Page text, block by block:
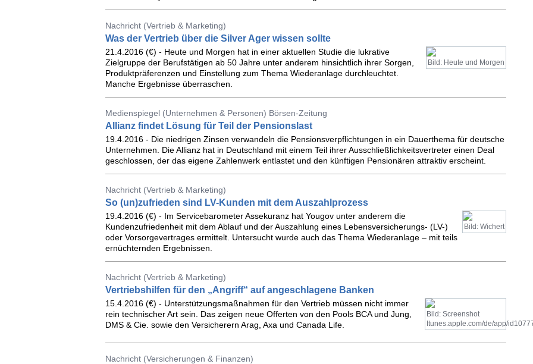
Nachricht (Vertrieb & Marketing)
Was der Vertrieb über die Silver Ager wissen sollte
Bild: Heute und Morgen
21.4.2016 (€) - Heute und Morgen hat in einer aktuellen Studie die lukrative
Zielgruppe der Berufstätigen ab 50 Jahre unter anderem hinsichtlich ihrer Sorgen,
Produktpräferenzen und Einstellung zum Thema Wiederanlage durchleuchtet.
Manche Ergebnisse überraschen.
Medienspiegel (Unternehmen & Personen) Börsen-Zeitung
Allianz findet Lösung für Teil der Pensionslast
19.4.2016 - Die niedrigen Zinsen verwandeln die Pensionsverpflichtungen in ein Dauerthema für deutsche
Unternehmen. Die Allianz hat in Deutschland mit einem Teil ihrer Ausschließlichkeitsvertreter einen Deal
geschlossen, der das eigene Zahlenwerk entlastet und den künftigen Pensionären attraktiv erscheint.
Nachricht (Vertrieb & Marketing)
So (un)zufrieden sind LV-Kunden mit dem Auszahlprozess
Bild: Wichert
19.4.2016 (€) - Im Servicebarometer Assekuranz hat Yougov unter anderem die
Kundenzufriedenheit mit dem Ablauf und der Auszahlung eines Lebensversicherungs- (LV-)
oder Vorsorgevertrages ermittelt. Untersucht wurde auch das Thema Wiederanlage – mit teils
ernüchternden Ergebnissen.
Nachricht (Vertrieb & Marketing)
Vertriebshilfen für den „Angriff“ auf angeschlagene Banken
Bild: Screenshot
Itunes.apple.com/de/app/
15.4.2016 (€) - Unterstützungsmaßnahmen für den Vertrieb müssen nicht immer
rein technischer Art sein. Das zeigen neue Offerten von den Pools BCA und Jung,
DMS & Cie. sowie den Versicherern Arag, Axa und Canada Life.
Nachricht (Versicherungen & Finanzen)